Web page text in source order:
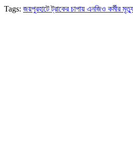
Tags: জয়পুরহাটে ট্রাকের চাপায় এনজিও কর্মীর